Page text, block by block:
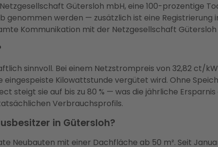
Gütersloh mbH, eine 100-prozentige
genommen werden — zusätzlich ist eine
Kommunikation mit der Netzgesellschaft Gütersloh
sinnvoll. Bei einem Netzstrompreis von 32,82 ct/
Kilowattstunde vergütet wird. Ohne
steigt sie auf bis zu 80 % — was die jährliche
Verbrauchsprofils.
in Gütersloh?
Neubauten mit einer Dachfläche ab 50 m². Seit